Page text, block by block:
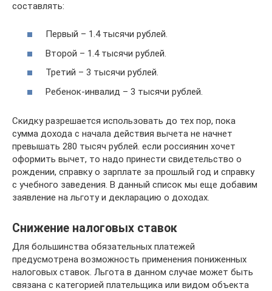
составлять:
Первый – 1.4 тысячи рублей.
Второй – 1.4 тысячи рублей.
Третий – 3 тысячи рублей.
Ребенок-инвалид – 3 тысячи рублей.
Скидку разрешается использовать до тех пор, пока
сумма дохода с начала действия вычета не начнет
превышать 280 тысяч рублей. если россиянин хочет
оформить вычет, то надо принести свидетельство о
рождении, справку о зарплате за прошлый год и справку
с учебного заведения. В данный список мы еще добавим
заявление на льготу и декларацию о доходах.
Снижение налоговых ставок
Для большинства обязательных платежей
предусмотрена возможность применения пониженных
налоговых ставок. Льгота в данном случае может быть
связана с категорией плательщика или видом объекта